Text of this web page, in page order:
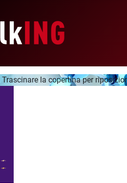
Trascinare la copertina per